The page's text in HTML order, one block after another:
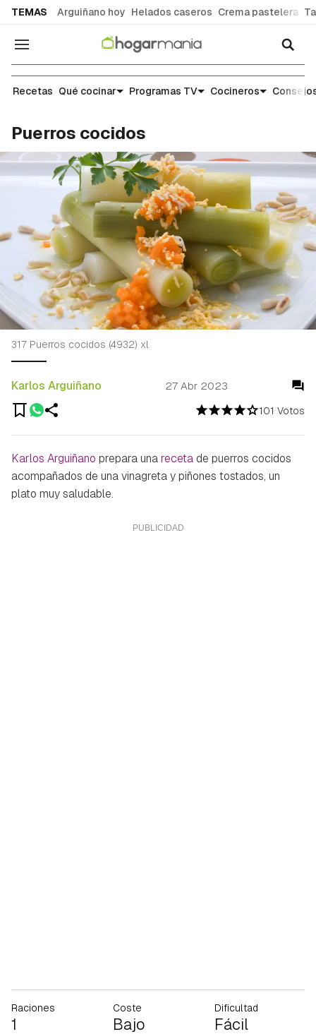
TEMAS Arguiñano hoy Helados caseros Crema pastelera
Navegación
Recetas
Recetas Qué cocinar Programas TV Cocineros
Puerros cocidos
101 Votos
Karlos Arguiñano 27 Abr 2023
317 Puerros cocidos (4932) xl
Karlos Arguiñano prepara unarecetade puerros cocidos
acompañados de una vinagreta y piñones tostados, un
plato muy saludable.
Raciones
1
Coste
Bajo
Dificultad
Fácil